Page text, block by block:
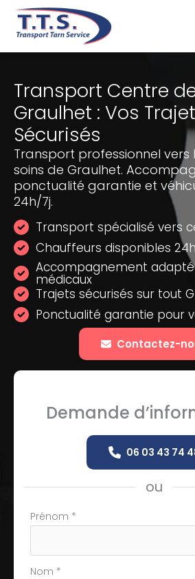
Aller
Transport Centre
Graulhet : Vos
Sécurisés
Transport professionnel vers
soins de Graulhet.
ponctualité garantie et
24h/7j.
Transport spécialisé vers
Chauffeurs disponibles
Accompagnement adapté
médicaux
Trajets sécurisés sur tout
Ponctualité garantie pour
Contactez-
Demande
06 03 43 74
ou
Formulaire
téléphone
Prénom *
Nom *